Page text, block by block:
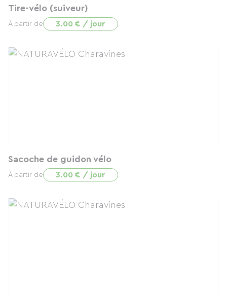
Tire-vélo (suiveur)
À partir de 3.00 € / jour
Sacoche de guidon vélo
À partir de 3.00 € / jour